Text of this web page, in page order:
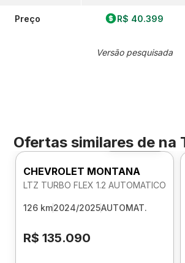
Preço R$ 40.399
Versão pesquisada
Ofertas similares de na
Foto 360º
CHEVROLET MONTANA
LTZ TURBO FLEX 1.2 AUTOMATICO
126 km2024/2025AUTOMAT.
R$ 135.090